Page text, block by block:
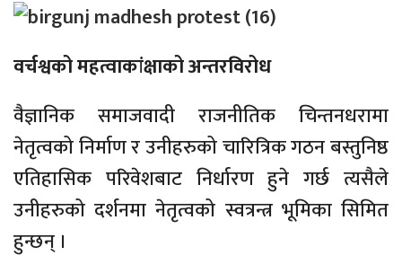
वर्चश्वको महत्वाकांक्षाको अन्तरविरोध
वैज्ञानिक समाजवादी राजनीतिक चिन्तनधरामा
नेतृत्वको निर्माण र उनीहरुको चारित्रिक गठन बस्तुनिष्ठ
एतिहासिक परिवेशबाट निर्धारण हुने गर्छ त्यसैले
उनीहरुको दर्शनमा नेतृत्वको स्वत्रन्त्र भूमिका सिमित
हुन्छन् ।